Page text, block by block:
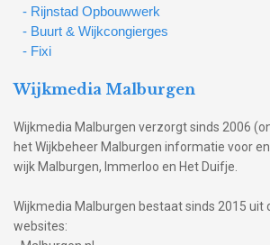
- Rijnstad Opbouwwerk
- Buurt & Wijkcongierges
- Fixi
Wijkmedia Malburgen
Wijkmedia Malburgen verzorgt sinds 2006
het Wijkbeheer Malburgen informatie voor
wijk Malburgen, Immerloo en Het Duifje.
Wijkmedia Malburgen bestaat sinds 2015 uit
websites: